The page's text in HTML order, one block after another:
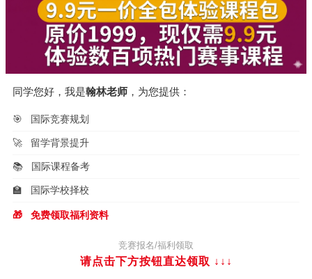
同学您好，我是翰林老师 ，为您提供：
🎯 国际竞赛规划
🚀 留学背景提升
📚 国际课程备考
🏫 国际学校择校
🎁 免费领取福利资料
竞赛报名/福利领取
请点击下方按钮直达领取 ↓↓↓